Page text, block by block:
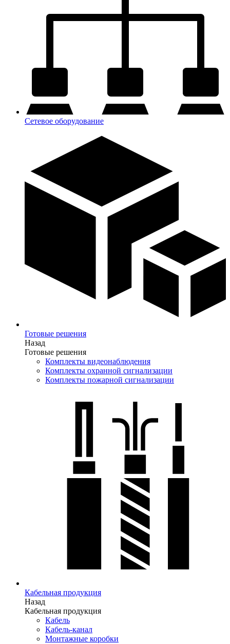
Сетевое оборудование
Готовые решения
Назад
Готовые решения
Комплекты видеонаблюдения
Комплекты охранной сигнализации
Комплекты пожарной сигнализации
Кабельная продукция
Назад
Кабельная продукция
Кабель
Кабель-канал
Монтажные коробки